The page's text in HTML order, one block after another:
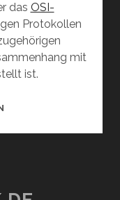
das OSI-
Protokollen
mit
ist.